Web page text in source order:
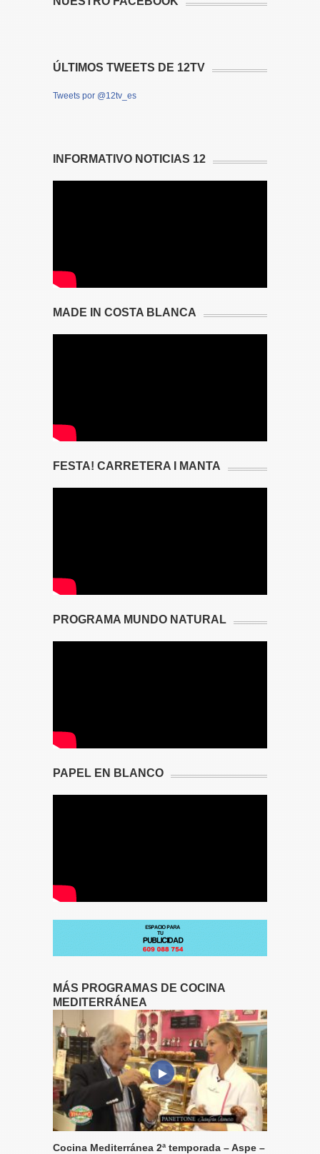
ÚLTIMOS TWEETS DE 12TV
Tweets por @12tv_es
INFORMATIVO NOTICIAS 12
MADE IN COSTA BLANCA
FESTA! CARRETERA I MANTA
PROGRAMA MUNDO NATURAL
PAPEL EN BLANCO
MÁS PROGRAMAS DE COCINA
MEDITERRÁNEA
Cocina Mediterránea 2ª temporada – Aspe –